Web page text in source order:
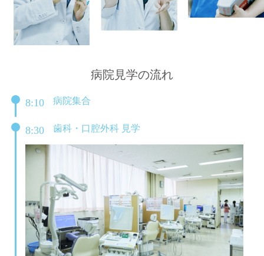
病院見学の流れ
8:10 病院集合
8:30 歯科・口腔外科 見学